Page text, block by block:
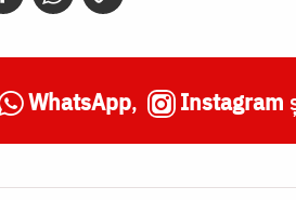
WhatsApp, Instagram